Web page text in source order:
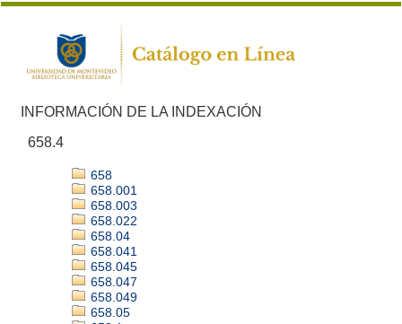
INFORMACIÓN DE LA INDEXACIÓN
658.4
658
658.001
658.003
658.022
658.04
658.041
658.045
658.047
658.049
658.05